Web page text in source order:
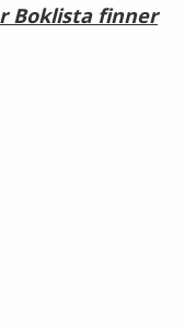
Boklista finner